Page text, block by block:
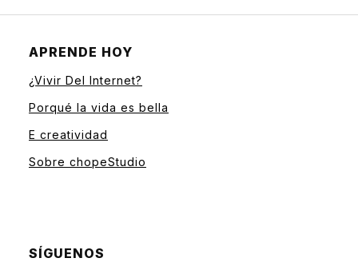
APRENDE HOY
¿Vivir Del Internet?
Porqué la vida es bella
E creatividad
Sobre chopeStudio
SÍGUENOS